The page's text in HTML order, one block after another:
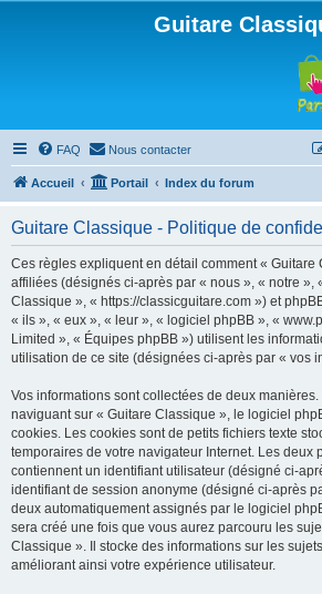
Guitare
FAQ Nous contacter
Accueil Portail Index du forum
Guitare Classique - Politique de
Ces règles expliquent en détail comment « Guitare
affiliées (désignés ci-après par « nous », « notre »,
Classique », « https://classicguitare.com ») et
« ils », « eux », « leur », « logiciel phpBB », «
Limited », « Équipes phpBB ») utilisent les
utilisation de ce site (désignées ci-après par « vos
Vos informations sont collectées de deux
naviguant sur « Guitare Classique », le logiciel
cookies. Les cookies sont de petits fichiers texte
temporaires de votre navigateur Internet. Les deux
contiennent un identifiant utilisateur (désigné ci-
identifiant de session anonyme (désigné ci-après
deux automatiquement assignés par le logiciel
sera créé une fois que vous aurez parcouru les
Classique ». Il stocke des informations sur les
améliorant ainsi votre expérience utilisateur.